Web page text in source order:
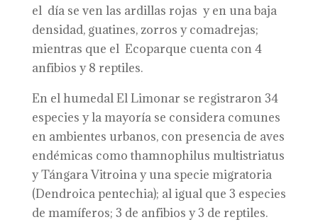
el día se ven las ardillas rojas y en una baja
densidad, guatines, zorros y comadrejas;
mientras que el Ecoparque cuenta con 4
anfibios y 8 reptiles.
En el humedal El Limonar se registraron 34
especies y la mayoría se considera comunes
en ambientes urbanos, con presencia de aves
endémicas como thamnophilus multistriatus
y Tángara Vitroina y una specie migratoria
(Dendroica pentechia); al igual que 3 especies
de mamíferos; 3 de anfibios y 3 de reptiles.